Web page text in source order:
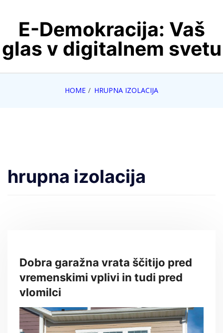
contentE-Demokracija: Vaš
glas v digitalnem svetu
HOME HRUPNA IZOLACIJA
hrupna izolacija
Dobra garažna vrata ščitijo pred
vremenskimi vplivi in tudi pred
vlomilci